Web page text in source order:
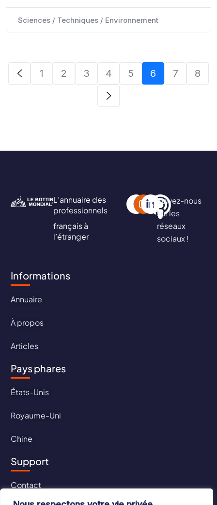
Sciences / Techniques / Environnement
1 2 3 4 5 6 7 8
L’annuaire des
professionnels
français à
l’étranger
Suivez-nous
sur les
réseaux
sociaux !
Informations
Annuaire
À propos
Articles
Pays phares
États-Unis
Royaume-Uni
Chine
Support
Contact